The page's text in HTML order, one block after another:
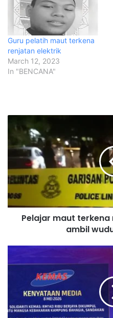
Guru pelatih maut terkena
renjatan elektrik
March 12, 2023
In "BENCANA"
a
r
m
a
a
r
Pelajar maut
ambil
a
r